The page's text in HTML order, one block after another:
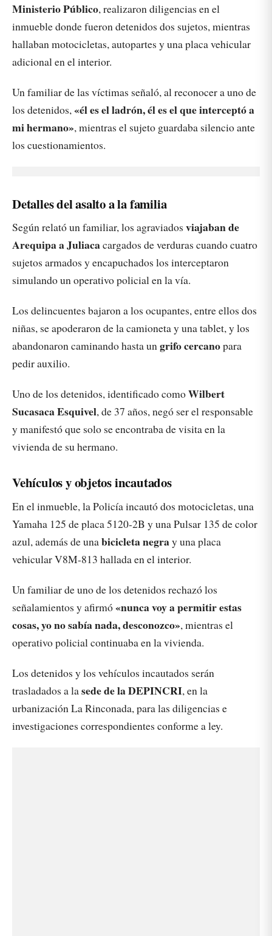
Ministerio Público, realizaron diligencias en el
inmueble donde fueron detenidos dos sujetos, mientras
hallaban motocicletas, autopartes y una placa vehicular
adicional en el interior.
Un familiar de las víctimas señaló, al reconocer a uno de
los detenidos,«él es el ladrón, él es el que interceptó a
mi hermano», mientras el sujeto guardaba silencio ante
los cuestionamientos.
Detalles del asalto a la familia
Según relató un familiar, los agraviados viajaban de
Arequipa a Juliacacargados de verduras cuando cuatro
sujetos armados y encapuchados los interceptaron
simulando un operativo policial en la vía.
Los delincuentes bajaron a los ocupantes, entre ellos dos
niñas, se apoderaron de la camioneta y una tablet, y los
abandonaron caminando hasta ungrifo cercanopara
pedir auxilio.
Uno de los detenidos, identificado comoWilbert
Sucasaca Esquivel, de 37 años, negó ser el responsable
y manifestó que solo se encontraba de visita en la
vivienda de su hermano.
Vehículos y objetos incautados
En el inmueble, la Policía incautó dos motocicletas, una
Yamaha 125 de placa 5120-2B y una Pulsar 135 de color
azul, además de unabicicleta negray una placa
vehicular V8M-813 hallada en el interior.
Un familiar de uno de los detenidos rechazó los
señalamientos y afirmó«nunca voy a permitir estas
cosas, yo no sabía nada, desconozco», mientras el
operativo policial continuaba en la vivienda.
Los detenidos y los vehículos incautados serán
trasladados a lasede de la DEPINCRI, en la
urbanización La Rinconada, para las diligencias e
investigaciones correspondientes conforme a ley.